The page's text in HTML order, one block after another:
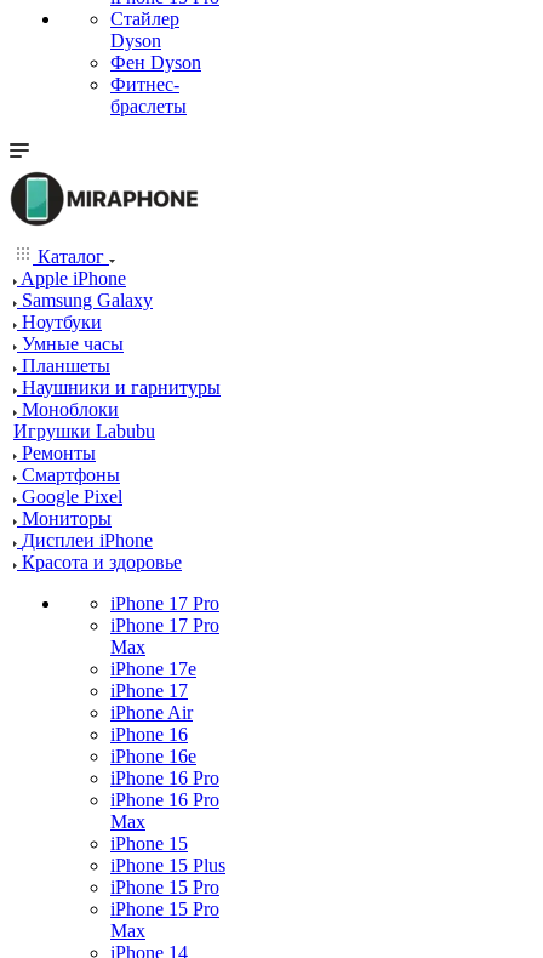
Стайлер
Dyson
Фен Dyson
Фитнес-
браслеты
Каталог
Apple iPhone
Samsung Galaxy
Ноутбуки
Умные часы
Планшеты
Наушники и гарнитуры
Моноблоки
Игрушки Labubu
Ремонты
Смартфоны
Google Pixel
Мониторы
Дисплеи iPhone
Красота и здоровье
iPhone 17 Pro
iPhone 17 Pro
Max
iPhone 17e
iPhone 17
iPhone Air
iPhone 16
iPhone 16e
iPhone 16 Pro
iPhone 16 Pro
Max
iPhone 15
iPhone 15 Plus
iPhone 15 Pro
iPhone 15 Pro
Max
iPhone 14